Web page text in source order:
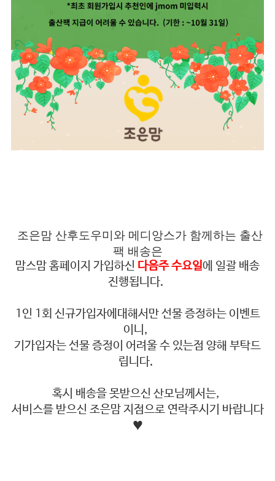
조은맘 산후도우미와 메디앙스가 함께하는 출산
팩 배송은
맘스맘 홈페이지 가입하신 다음주 수요일에 일괄 배송
진행됩니다.
1인 1회 신규가입자에대해서만 선물 증정하는 이벤트
이니,
기가입자는 선물 증정이 어려울 수 있는점 양해 부탁드
립니다.
혹시 배송을 못받으신 산모님께서는,
서비스를 받으신 조은맘 지점으로 연락주시기 바랍니다
♥